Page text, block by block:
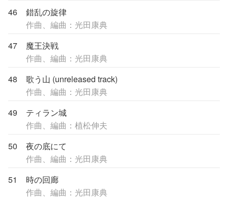
46
錯乱の旋律
作曲、編曲：光田康典
47
魔王決戦
作曲、編曲：光田康典
48
歌う山 (unreleased track)
作曲、編曲：光田康典
49
ティラン城
作曲、編曲：植松伸夫
50
夜の底にて
作曲、編曲：光田康典
51
時の回廊
作曲、編曲：光田康典